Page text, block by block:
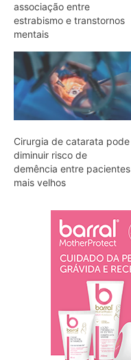
associação entre
estrabismo e transtornos
mentais
Cirurgia de catarata pode
diminuir risco de
demência entre pacientes
mais velhos